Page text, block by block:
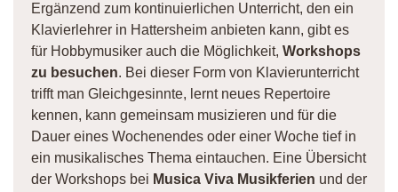
Ergänzend zum kontinuierlichen Unterricht, den ein
Klavierlehrer in Hattersheim anbieten kann, gibt es
für Hobbymusiker auch die Möglichkeit, Workshops
zu besuchen. Bei dieser Form von Klavierunterricht
trifft man Gleichgesinnte, lernt neues Repertoire
kennen, kann gemeinsam musizieren und für die
Dauer eines Wochenendes oder einer Woche tief in
ein musikalisches Thema eintauchen. Eine Übersicht
der Workshops bei Musica Viva Musikferien und der